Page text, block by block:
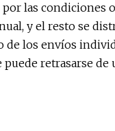
las condiciones
y el resto se
los envíos
retrasarse